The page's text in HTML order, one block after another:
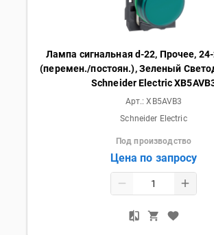
Лампа сигнальная d-22, Прочее,
(перемен./постоян.), Зеленый
Schneider Electric
Арт.:XB5AVB3
Schneider Electric
Под производство
Цена по запросу